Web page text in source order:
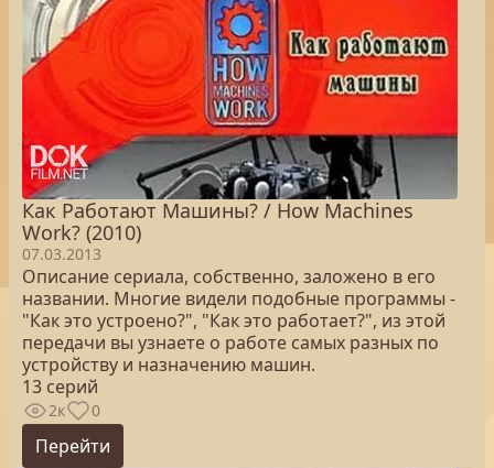
Как Работают Машины? / How Machines
Work? (2010)
07.03.2013
Описание сериала, собственно, заложено в его
названии. Многие видели подобные программы -
"Как это устроено?", "Как это работает?", из этой
передачи вы узнаете о работе самых разных по
устройству и назначению машин.
13 серий
2к 0
Перейти